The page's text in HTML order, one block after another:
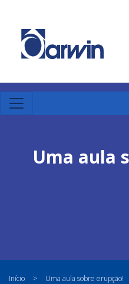
Uma aula
Início > Uma aula sobre erupção!